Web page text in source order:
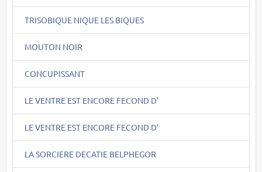
TRISOBIQUE NIQUE LES BIQUES
MOUTON NOIR
CONCUPISSANT
LE VENTRE EST ENCORE FECOND D'
LE VENTRE EST ENCORE FECOND D'
LA SORCIERE DECATIE BELPHEGOR